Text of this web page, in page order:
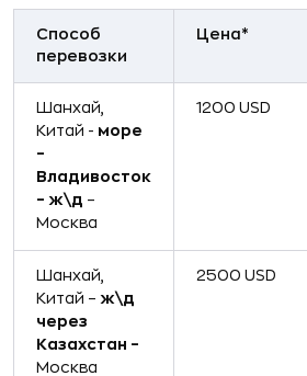
Способ
перевозки
Цена*
Шанхай,
Китай - море
–
Владивосток
– ж\д –
Москва
1200 USD
Шанхай,
Китай – ж\д
через
Казахстан –
Москва
2500 USD